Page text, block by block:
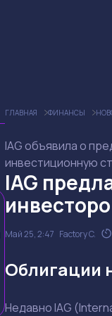
ГЛАВНАЯ ФИНАНСЫ
IAG объявила о
инвестиционную
IAG
Май 25, 2:47 Factory C.
Облигации
Недавно IAG